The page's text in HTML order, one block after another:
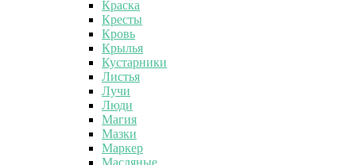
Краска
Кресты
Кровь
Крылья
Кустарники
Листья
Лучи
Люди
Магия
Мазки
Маркер
Масляные